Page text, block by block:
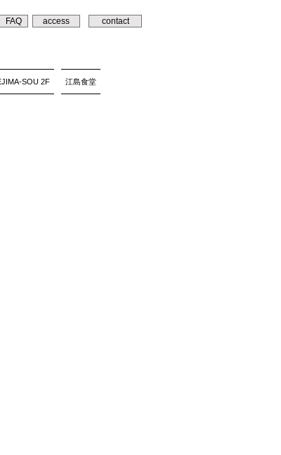
FAQ access contact
SOU 2F 江島食堂